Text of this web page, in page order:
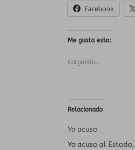
Facebook
Me gusta esto:
Cargando...
Relacionado
Yo acuso
Yo acuso al